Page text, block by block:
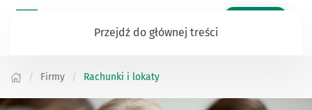
Przejdź do głównej treści
Firmy Rachunki i lokaty